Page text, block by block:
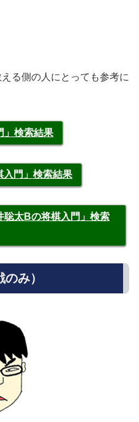
る側の人にとっても参考に
」検索結果
門」検索結果
太Bの将棋入門」検索
み）